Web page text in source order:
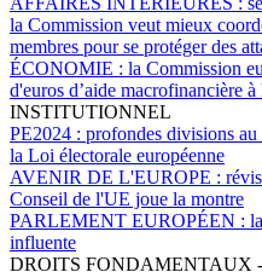
la Commission veut mieux
membres pour se protéger des
ÉCONOMIE : la Commission
d'euros d’aide macrofinancière
INSTITUTIONNEL
PE2024 : profondes divisions
la Loi électorale européenne
AVENIR DE L'EUROPE :
Conseil de l'UE joue la montre
PARLEMENT EUROPÉEN :
influente
DROITS FONDAMENTAUX